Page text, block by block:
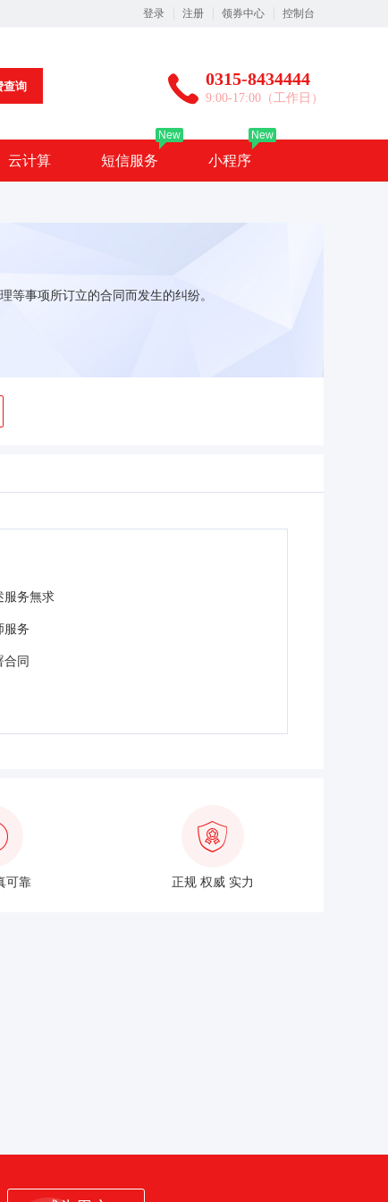
登录 注册 领券中心 控制台
查询 0315-8434444
9:00-17:00（工作日）
云计算 短信服务
New
小程序
New
等事项所订立的合同而发生的纠纷。
服务無求
服务
同
可靠 正规 权威 实力